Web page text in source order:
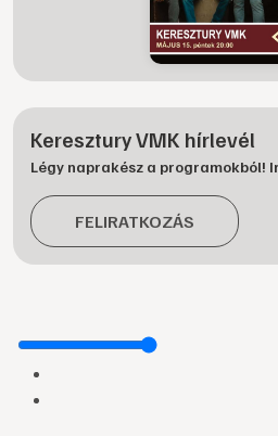
Keresztury VMK hírlevél
Légy naprakész a programokból!
FELIRATKOZÁS